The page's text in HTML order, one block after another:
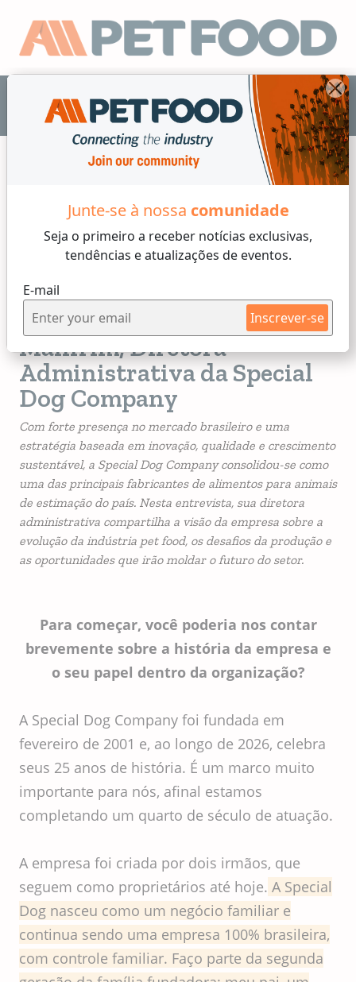
Junte-se à nossa comunidade
Seja o primeiro a receber notícias exclusivas,
tendências e atualizações de eventos.
E-mail
Inscrever-se
PT
Entrevistas
7 min reading
Segunda-feira, 06 of Julho, 2026
Entrevista a Priscila
Manfrim, Diretora
Administrativa da Special
Dog Company
Com forte presença no mercado brasileiro e uma
estratégia baseada em inovação, qualidade e crescimento
sustentável, a Special Dog Company consolidou-se como
uma das principais fabricantes de alimentos para animais
de estimação do país. Nesta entrevista, sua diretora
administrativa compartilha a visão da empresa sobre a
evolução da indústria pet food, os desafios da produção e
as oportunidades que irão moldar o futuro do setor.
Para começar, você poderia nos contar
brevemente sobre a história da empresa e
o seu papel dentro da organização?
A Special Dog Company foi fundada em
fevereiro de 2001 e, ao longo de 2026, celebra
seus 25 anos de história. É um marco muito
importante para nós, afinal estamos
completando um quarto de século de atuação.
A empresa foi criada por dois irmãos, que
seguem como proprietários até hoje. A Special
Dog nasceu como um negócio familiar e
continua sendo uma empresa 100% brasileira,
com controle familiar. Faço parte da segunda